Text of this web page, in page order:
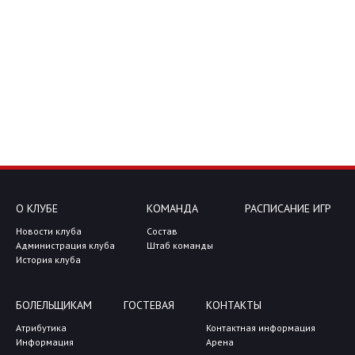
О КЛУБЕ
Новости клуба
Администрация клуба
История клуба
КОМАНДА
Состав
Штаб команды
РАСПИСАНИЕ ИГР
БОЛЕЛЬЩИКАМ
Атрибутика
Информация
ГОСТЕВАЯ КОНТАКТЫ
Контактная информация
Арена